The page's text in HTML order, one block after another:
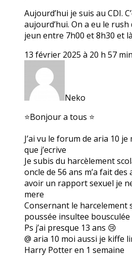
Aujourd’hui je suis au CDI.
aujourd’hui. On a eu le
jeun entre 7h00 et 8h30 et
13 février 2025 à 20 h 57 min
Neko
⭐Bonjour a tous ⭐
J’ai vu le forum de aria 10
que j’ecrive
Je subis du harcèlement
oncle de 56 ans m’a fait
avoir un rapport sexuel je
mere
Consernant le harcelement
poussée insultee bousculée
Ps j’ai presque 13 ans 😢
@ aria 10 moi aussi je kiffe
Harry Potter en 1 semaine